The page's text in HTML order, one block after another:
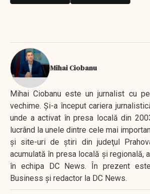
Mihai Ciobanu
Mihai Ciobanu este un jurnalist cu
vechime. Şi-a început cariera
unde a activat în presa locală din
lucrând la unele dintre cele mai
şi site-uri de ştiri din judeţul
acumulată în presa locală şi regională,
în echipa DC News. În prezent
Business şi redactor la DC News.